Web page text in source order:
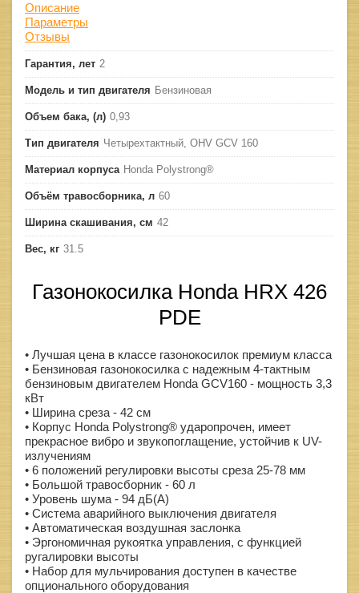
Описание
Параметры
Отзывы
Гарантия, лет 2
Модель и тип двигателя Бензиновая
Объем бака, (л) 0,93
Тип двигателя Четырехтактный, OHV GCV 160
Материал корпуса Honda Polystrong®
Объём травосборника, л 60
Ширина скашивания, см 42
Вес, кг 31.5
Газонокосилка Honda HRX 426
PDE
• Лучшая цена в классе газонокосилок премиум класса
• Бензиновая газонокосилка с надежным 4-тактным
бензиновым двигателем Honda GCV160 - мощность 3,3
кВт
• Ширина среза - 42 см
• Корпус Honda Polystrong® ударопрочен, имеет
прекрасное вибро и звукопоглащение, устойчив к UV-
излучениям
• 6 положений регулировки высоты среза 25-78 мм
• Большой травосборник - 60 л
• Уровень шума - 94 дБ(А)
• Система аварийного выключения двигателя
• Автоматическая воздушная заслонка
• Эргономичная рукоятка управления, с функцией
ругалировки высоты
• Набор для мульчирования доступен в качестве
опционального оборудования